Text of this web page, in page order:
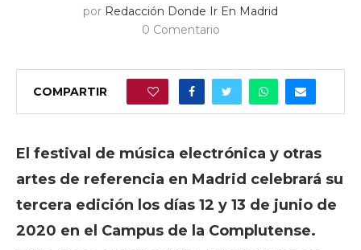
por Redacción Donde Ir En Madrid
0 Comentario
COMPARTIR
El festival de música electrónica y otras
artes de referencia en Madrid celebrará su
tercera edición los días 12 y 13 de junio de
2020 en el Campus de la Complutense.